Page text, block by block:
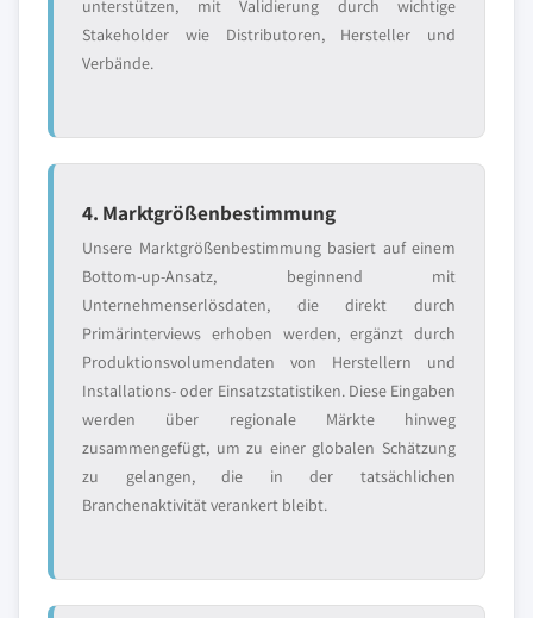
unterstützen, mit Validierung durch wichtige
Stakeholder wie Distributoren, Hersteller und
Verbände.
4. Marktgrößenbestimmung
Unsere Marktgrößenbestimmung basiert auf einem
Bottom-up-Ansatz, beginnend mit
Unternehmenserlösdaten, die direkt durch
Primärinterviews erhoben werden, ergänzt durch
Produktionsvolumendaten von Herstellern und
Installations- oder Einsatzstatistiken. Diese Eingaben
werden über regionale Märkte hinweg
zusammengefügt, um zu einer globalen Schätzung
zu gelangen, die in der tatsächlichen
Branchenaktivität verankert bleibt.